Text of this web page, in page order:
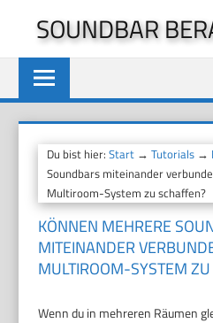
springen
SOUNDBAR
Du bist hier:Start →Tutorials →
Soundbars miteinander
Multiroom-System zu schaffen?
KÖNNEN MEHRERE
MITEINANDER
MULTIROOM-SYSTEM
Wenn du in mehreren Räumen